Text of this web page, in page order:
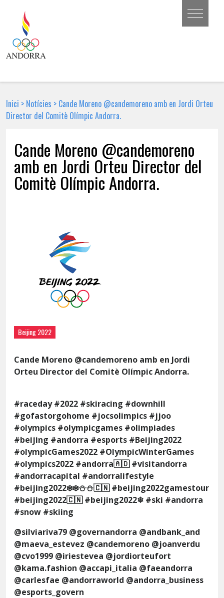
Inici > Notícies > Cande Moreno @candemoreno amb en Jordi Orteu
Director del Comitè Olímpic Andorra.
Cande Moreno @candemoreno
amb en Jordi Orteu Director del
Comitè Olímpic Andorra.
Beijing 2022
Cande Moreno @candemoreno amb en Jordi
Orteu Director del Comitè Olímpic Andorra.
#raceday #2022 #skiracing #downhill
#gofastorgohome #jocsolimpics #jjoo
#olympics #olympicgames #olimpiades
#beijing #andorra #esports #Beijing2022
#olympicGames2022 #OlympicWinterGames
#olympics2022 #andorra🇦🇩 #visitandorra
#andorracapital #andorralifestyle
#beijing2022❄️❄️⛄⛄🇨🇳 #beijing2022gamestour
#beijing2022🇨🇳 #beijing2022❄ #ski #andorra
#snow #skiing
@silviariva79 @governandorra @andbank_and
@maeva_estevez @candemoreno @joanverdu
@cvo1999 @iriestevea @jordiorteufort
@kama.fashion @accapi_italia @faeandorra
@carlesfae @andorraworld @andorra_business
@esports_govern